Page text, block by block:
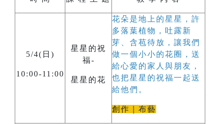
5/4(日)
10:00-11:00
星星的祝
福-
星星的花
花朵是地上的星星，許
多落葉植物，吐露新
芽、含苞待放，讓我們
做一個小小的花圈，送
給心愛的家人與朋友，
也把星星的祝福一起送
給他們。
創作｜布藝